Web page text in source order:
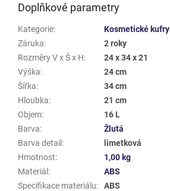
Doplňkové parametry
Kategorie:
Kosmetické kufry
Záruka:
2 roky
Rozměry V x Š x H:
24 x 34 x 21
Výška:
24 cm
Šířka:
34 cm
Hloubka:
21 cm
Objem:
16 L
Barva:
Žlutá
Barva detail :
limetková
Hmotnost:
1,00 kg
Materiál :
ABS
Specifikace materiálu:
ABS